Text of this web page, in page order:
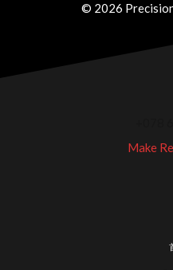
© 2026
Make